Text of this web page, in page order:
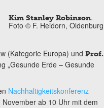
Kim Stanley Robinson.
Foto © F. Heidorn, Oldenburg
(Kategorie Europa) und Prof.
„Gesunde Erde – Gesunde
Nachhaltigkeitskonferenz
ab 10 Uhr mit dem